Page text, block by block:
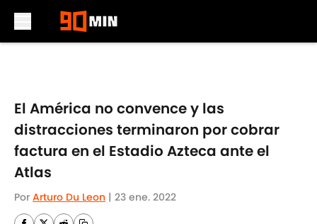
El América no convence y las
distracciones terminaron por cobrar
factura en el Estadio Azteca ante el
Atlas
Por Arturo Du Leon | 23 ene. 2022